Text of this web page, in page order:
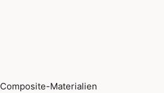
Composite-Materialien